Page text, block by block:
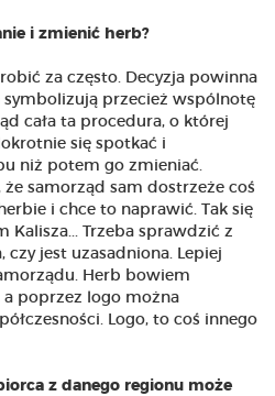
i zmienić herb?
za często. Decyzja powinna
symbolizują przecież wspólnotę
cała ta procedura, o której
się spotkać i
niż potem go zmieniać.
że samorząd sam dostrzeże coś
i chce to naprawić. Tak się
Kalisza... Trzeba sprawdzić z
czy jest uzasadniona. Lepiej
Herb bowiem
poprzez logo można
Logo, to coś innego
z danego regionu może